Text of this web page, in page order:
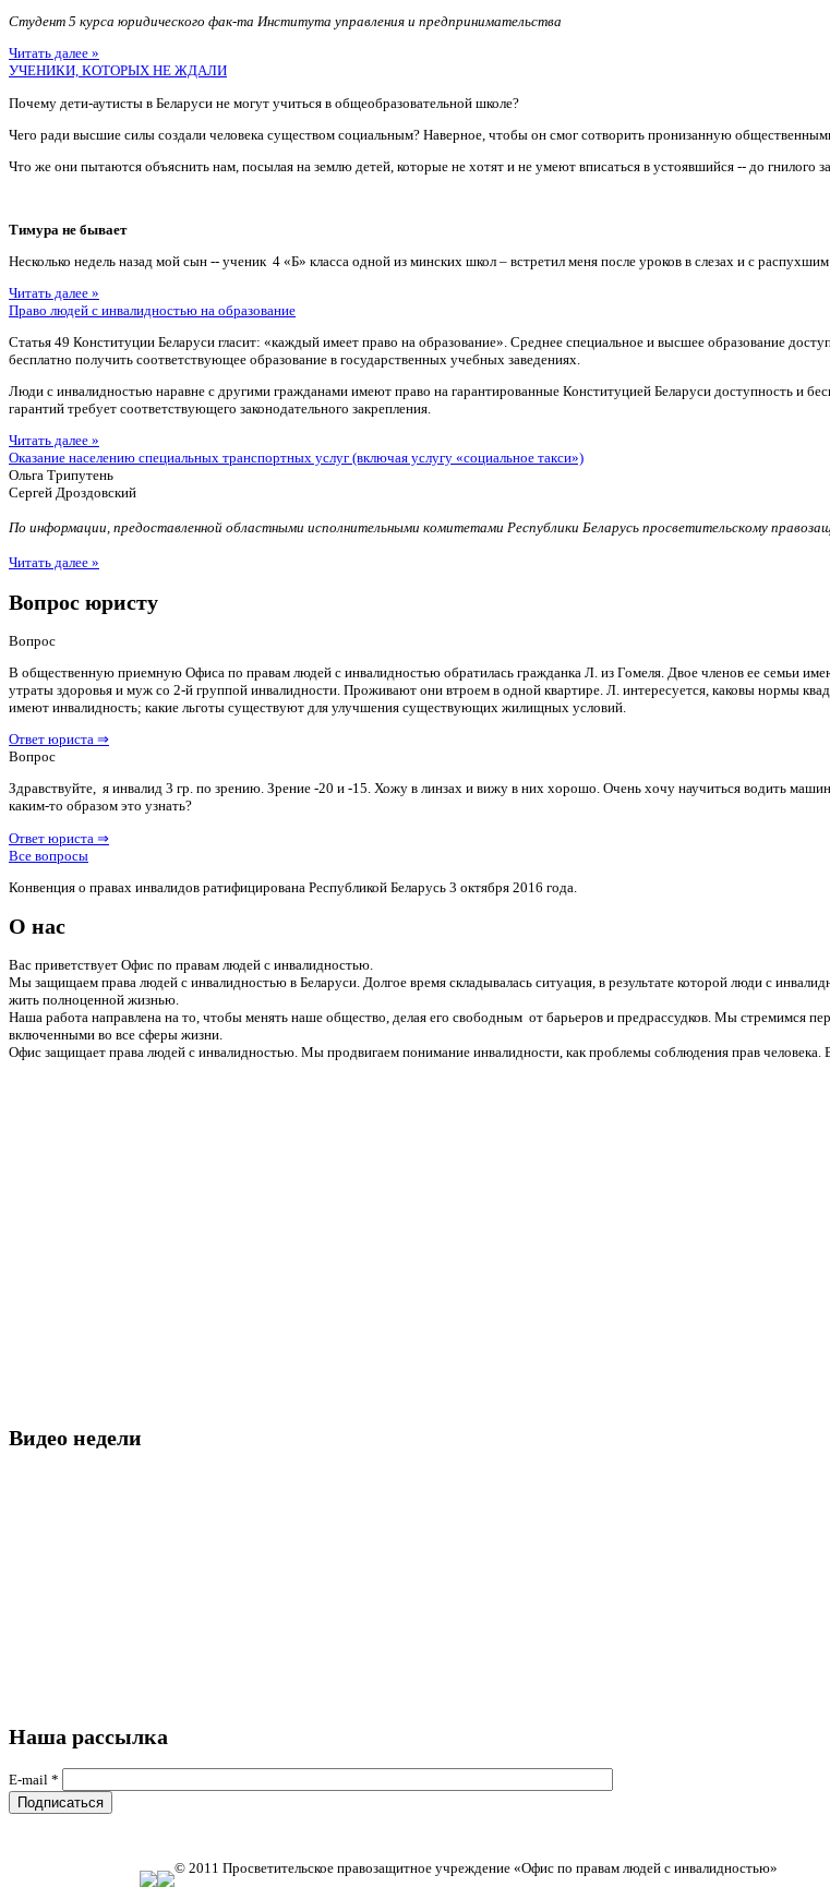
Студент 5 курса юридического фак-та Института управления и предпринимательства
Читать далее »
УЧЕНИКИ, КОТОРЫХ НЕ ЖДАЛИ
Почему дети-аутисты в Беларуси не могут учиться в общеобразовательной школе?
Чего ради высшие силы создали человека существом социальным? Наверное, чтобы он смог сотворить пронизанную
Что же они пытаются объяснить нам, посылая на землю детей, которые не хотят и не умеют вписаться в устоявшийся -- до гнилого
Тимура не бывает
Несколько недель назад мой сын -- ученик 4 «Б» класса одной из минских школ – встретил меня после уроков в слезах и с
Читать далее »
Право людей с инвалидностью на образование
Статья 49 Конституции Беларуси гласит: «каждый имеет право на образование». Среднее специальное и высшее образование
бесплатно получить соответствующее образование в государственных учебных заведениях.
Люди с инвалидностью наравне с другими гражданами имеют право на гарантированные Конституцией Беларуси доступность и
гарантий требует соответствующего законодательного закрепления.
Читать далее »
Оказание населению специальных транспортных услуг (включая услугу «социальное такси»)
Ольга Трипутень
Сергей Дроздовский
По информации, предоставленной областными исполнительными комитетами Республики Беларусь просветительскому
Читать далее »
Вопрос юристу
Вопрос
В общественную приемную Офиса по правам людей с инвалидностью обратилась гражданка Л. из Гомеля. Двое членов ее семьи
утраты здоровья и муж со 2-й группой инвалидности. Проживают они втроем в одной квартире. Л. интересуется, каковы нормы
имеют инвалидность; какие льготы существуют для улучшения существующих жилищных условий.
Ответ юриста ⇒
Вопрос
Здравствуйте, я инвалид 3 гр. по зрению. Зрение -20 и -15. Хожу в линзах и вижу в них хорошо. Очень хочу научиться водить
каким-то образом это узнать?
Ответ юриста ⇒
Все вопросы
Конвенция о правах инвалидов ратифицирована Республикой Беларусь 3 октября 2016 года.
О нас
Вас приветствует Офис по правам людей с инвалидностью.
Мы защищаем права людей с инвалидностью в Беларуси. Долгое время складывалась ситуация, в результате которой люди с
жить полноценной жизнью.
Наша работа направлена на то, чтобы менять наше общество, делая его свободным от барьеров и предрассудков. Мы стремимся
включенными во все сферы жизни.
Офис защищает права людей с инвалидностью. Мы продвигаем понимание инвалидности, как проблемы соблюдения прав
Видео недели
Наша рассылка
E-mail *
© 2011 Просветительское правозащитное учреждение «Офис по правам людей с инвалидностью»